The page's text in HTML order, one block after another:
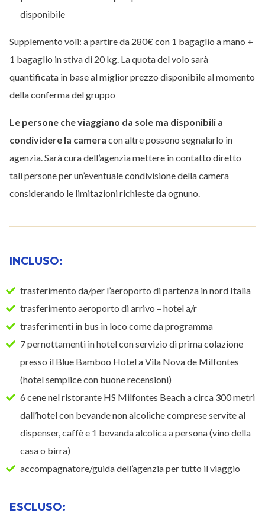
disponibile
Supplemento voli: a partire da 280€ con 1 bagaglio a mano +
1 bagaglio in stiva di 20 kg. La quota del volo sarà
quantificata in base al miglior prezzo disponibile al momento
della conferma del gruppo
Le persone che viaggiano da sole ma disponibili a
condividere la camera con altre possono segnalarlo in
agenzia. Sarà cura dell’agenzia mettere in contatto diretto
tali persone per un’eventuale condivisione della camera
considerando le limitazioni richieste da ognuno.
INCLUSO:
trasferimento da/per l’aeroporto di partenza in nord Italia
trasferimento aeroporto di arrivo – hotel a/r
trasferimenti in bus in loco come da programma
7 pernottamenti in hotel con servizio di prima colazione
presso il Blue Bamboo Hotel a Vila Nova de Milfontes
(hotel semplice con buone recensioni)
6 cene nel ristorante HS Milfontes Beach a circa 300 metri
dall’hotel con bevande non alcoliche comprese servite al
dispenser, caffè e 1 bevanda alcolica a persona (vino della
casa o birra)
accompagnatore/guida dell’agenzia per tutto il viaggio
ESCLUSO: